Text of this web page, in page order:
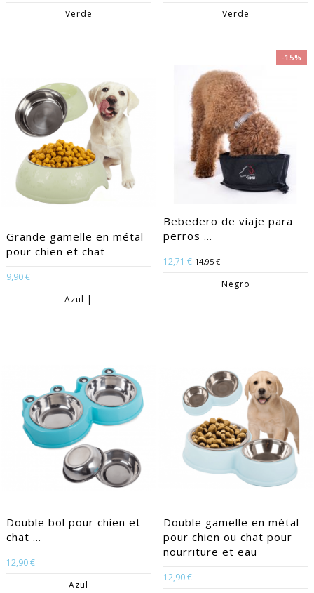
Verde
Verde
Grande gamelle en métal
pour chien et chat
9,90 €
Azul |
-15%
Bebedero de viaje para
perros ...
12,71 € 14,95 €
Negro
Double bol pour chien et
chat ...
12,90 €
Azul
Double gamelle en métal
pour chien ou chat pour
nourriture et eau
12,90 €